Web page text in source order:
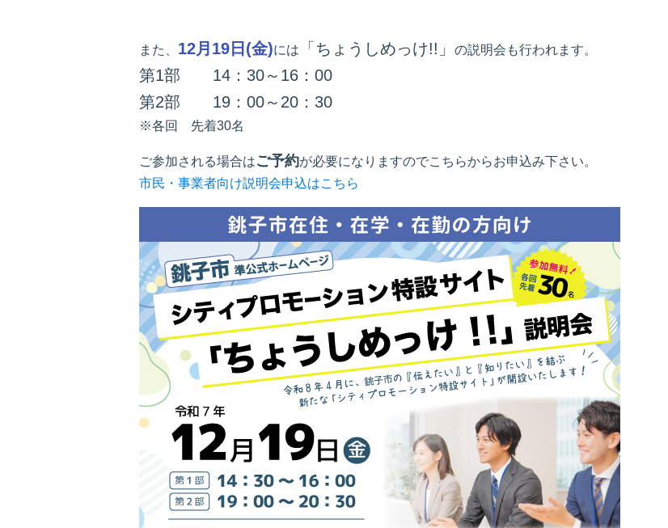
また、 12月19日(金)には 「ちょうしめっけ!!」 の説明会も行われます。
第1部 14：30～16：00
第2部 19：00～20：30
※各回 先着30名
ご参加される場合はご予約が必要になりますのでこちらからお申込み下さい。
市民・事業者向け説明会申込はこちら